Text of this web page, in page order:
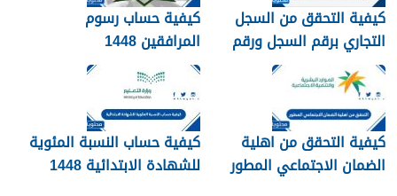
كيفية التحقق من السجل
التجاري برقم السجل ورقم
الهوية 1448
كيفية حساب رسوم
المرافقين 1448
كيفية التحقق من اهلية
الضمان الاجتماعي المطور
كيفية حساب النسبة المئوية
للشهادة الابتدائية 1448